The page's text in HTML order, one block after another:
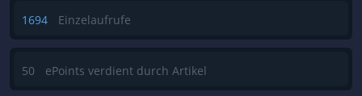
1694 Einzelaufrufe
50 ePoints verdient durch Artikel